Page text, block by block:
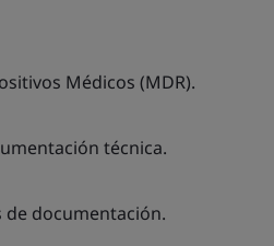
Médicos (MDR).
técnica.
documentación.